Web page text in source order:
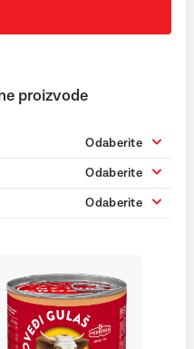
proizvode
Odaberite
Odaberite
Odaberite